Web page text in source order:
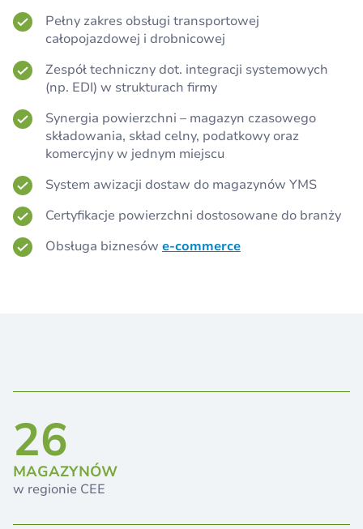
Pełny zakres obsługi transportowej
całopojazdowej i drobnicowej
Zespół techniczny dot. integracji systemowych
(np. EDI) w strukturach firmy
Synergia powierzchni – magazyn czasowego
składowania, skład celny, podatkowy oraz
komercyjny w jednym miejscu
System awizacji dostaw do magazynów YMS
Certyfikacje powierzchni dostosowane do branży
Obsługa biznesów e-commerce
26
MAGAZYNÓW
w regionie CEE